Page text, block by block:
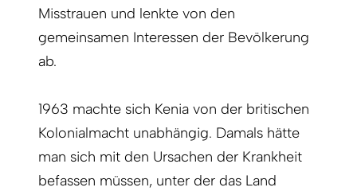
Misstrauen und lenkte von den
gemeinsamen Interessen der Bevölkerung
ab.
1963 machte sich Kenia von der britischen
Kolonialmacht unabhängig. Damals hätte
man sich mit den Ursachen der Krankheit
befassen müssen, unter der das Land